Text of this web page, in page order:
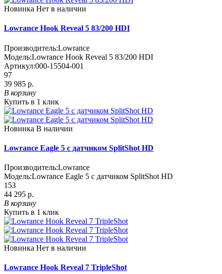
Новинка Нет в наличии
Lowrance Hook Reveal 5 83/200 HDI
Производитель:Lowrance
Модель:Lowrance Hook Reveal 5 83/200 HDI
Артикул:000-15504-001
97
39 985 р.
В корзину
Купить в 1 клик
Новинка В наличии
Lowrance Eagle 5 с датчиком SplitShot HD
Производитель:Lowrance
Модель:Lowrance Eagle 5 с датчиком SplitShot HD
153
44 295 р.
В корзину
Купить в 1 клик
Новинка Нет в наличии
Lowrance Hook Reveal 7 TripleShot